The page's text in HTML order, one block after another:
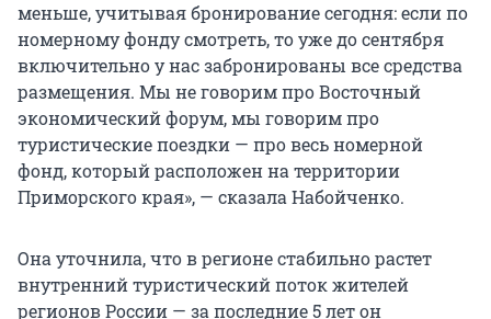
меньше, учитывая бронирование сегодня: если по
номерному фонду смотреть, то уже до сентября
включительно у нас забронированы все средства
размещения. Мы не говорим про Восточный
экономический форум, мы говорим про
туристические поездки — про весь номерной
фонд, который расположен на территории
Приморского края», — сказала Набойченко.
Она уточнила, что в регионе стабильно растет
внутренний туристический поток жителей
регионов России — за последние 5 лет он